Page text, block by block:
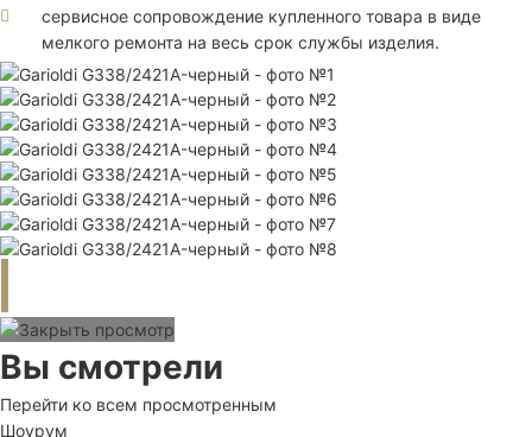
сервисное сопровождение купленного товара в виде
мелкого ремонта на весь срок службы изделия.
Вы смотрели
Перейти ко всем просмотренным
Шоурум